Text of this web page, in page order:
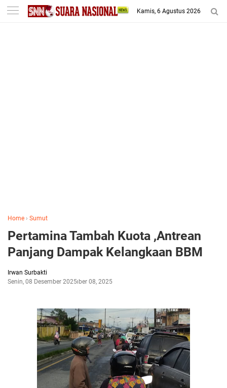
-->
Kamis, 6 Agustus 2026
Home › Sumut
Pertamina Tambah Kuota ,Antrean
Panjang Dampak Kelangkaan BBM
Irwan Surbakti
Senin, 08 Desember 2025Desember 08, 2025